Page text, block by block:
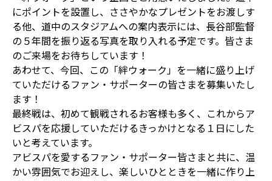
にポイントを設置し、ささやかなプレゼントをお渡しす
る他、道中のスタジアムへの案内表示には、長谷部監督
の５年間を振り返る写真を取り入れる予定です。皆さま
のご来場をお待ちしています！
あわせて、今回、この「絆ウォーク」を一緒に盛り上げ
ていただけるファン・サポーターの皆さまを募集いたし
ます！
最終戦は、初めて観戦されるお客様も多く、これからア
ビスパを応援していただけるきっかけとなる１日にした
いと考えています。
アビスパを愛するファン・サポーター皆さまと共に、温
かい雰囲気でお迎えし、楽しいひとときを一緒に作り上